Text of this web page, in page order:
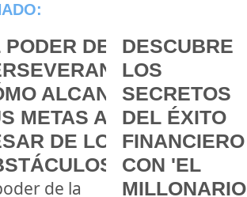
PODER DE LA
ALCANZAR
METAS A
DE LOS
de la
DESCUBRE
LOS
SECRETOS
DEL ÉXITO
FINANCIERO
CON 'EL
MILLONARIO